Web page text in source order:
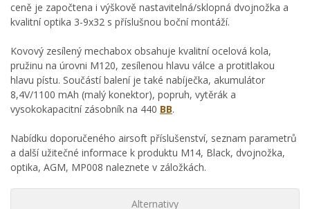
ceně je započtena i výškově nastavitelná/sklopná dvojnožka a
kvalitní optika 3-9x32 s příslušnou boční montáží.
Kovový zesílený mechabox obsahuje kvalitní ocelová kola,
pružinu na úrovni M120, zesílenou hlavu válce a protitlakou
hlavu pístu. Součástí balení je také nabíječka, akumulátor
8,4V/1100 mAh (malý konektor), popruh, vytěrák a
vysokokapacitní zásobník na 440 BB.
Nabídku doporučeného airsoft příslušenství, seznam parametrů
a další užitečné informace k produktu M14, Black, dvojnožka,
optika, AGM, MP008 naleznete v záložkách.
Alternativy